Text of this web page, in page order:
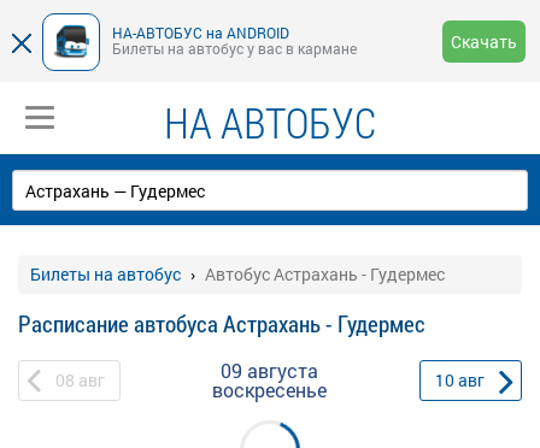
НА-АВТОБУС на ANDROID
Билеты на автобус у вас в кармане
Скачать
НА АВТОБУС
Билеты на автобус Автобус Астрахань - Гудермес
Расписание автобуса Астрахань - Гудермес
08 авг 09 августа
воскресенье 10авг